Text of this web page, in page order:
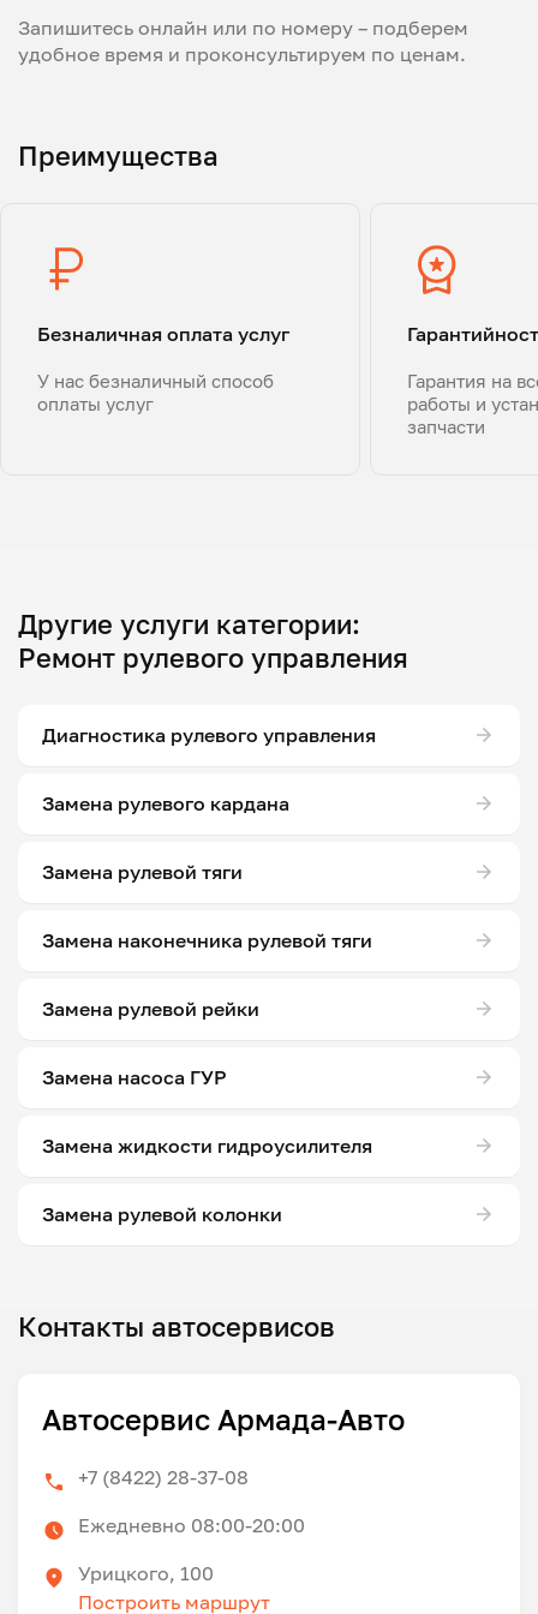
Запишитесь онлайн или по номеру – подберем
удобное время и проконсультируем по ценам.
Преимущества
Безналичная оплата услуг
У нас безналичный способ
оплаты услуг
Гарантия на
работы и
запчасти
Другие услуги категории:
Ремонт рулевого управления
Диагностика рулевого управления
Замена рулевого кардана
Замена рулевой тяги
Замена наконечника рулевой тяги
Замена рулевой рейки
Замена насоса ГУР
Замена жидкости гидроусилителя
Замена рулевой колонки
Контакты автосервисов
Автосервис Армада-Авто
+7 (8422) 28-37-08
Ежедневно 08:00-20:00
Урицкого, 100
Построить маршрут